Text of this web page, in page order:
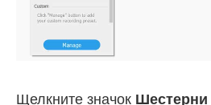
Щелкните значок Шестерни